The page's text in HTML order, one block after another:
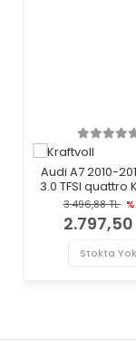
Audi A7 2010-
3.0 TFSI quattro
Marka
Pompası
3.496,88 TL
2.797,50
Stokta Yok